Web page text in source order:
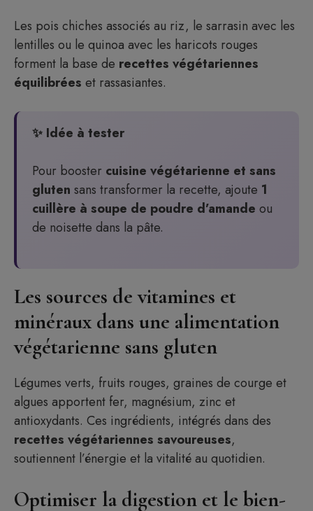
Les pois chiches associés au riz, le sarrasin avec les
lentilles ou le quinoa avec les haricots rouges
forment la base de recettes végétariennes
équilibrées et rassasiantes.
✨ Idée à tester
Pour booster cuisine végétarienne et sans
gluten sans transformer la recette, ajoute 1
cuillère à soupe de poudre d’amande ou
de noisette dans la pâte.
Les sources de vitamines et
minéraux dans une alimentation
végétarienne sans gluten
Légumes verts, fruits rouges, graines de courge et
algues apportent fer, magnésium, zinc et
antioxydants. Ces ingrédients, intégrés dans des
recettes végétariennes savoureuses,
soutiennent l’énergie et la vitalité au quotidien.
Optimiser la digestion et le bien-